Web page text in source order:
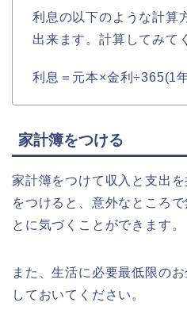
利息の以下のような計算
出来ます。計算してみて
利息＝元本×金利÷365(1
家計簿をつける
家計簿をつけて収入と支出
をつけると、意外なところ
とに気づくことができます。
また、生活に必要最低限の
しておいてください。